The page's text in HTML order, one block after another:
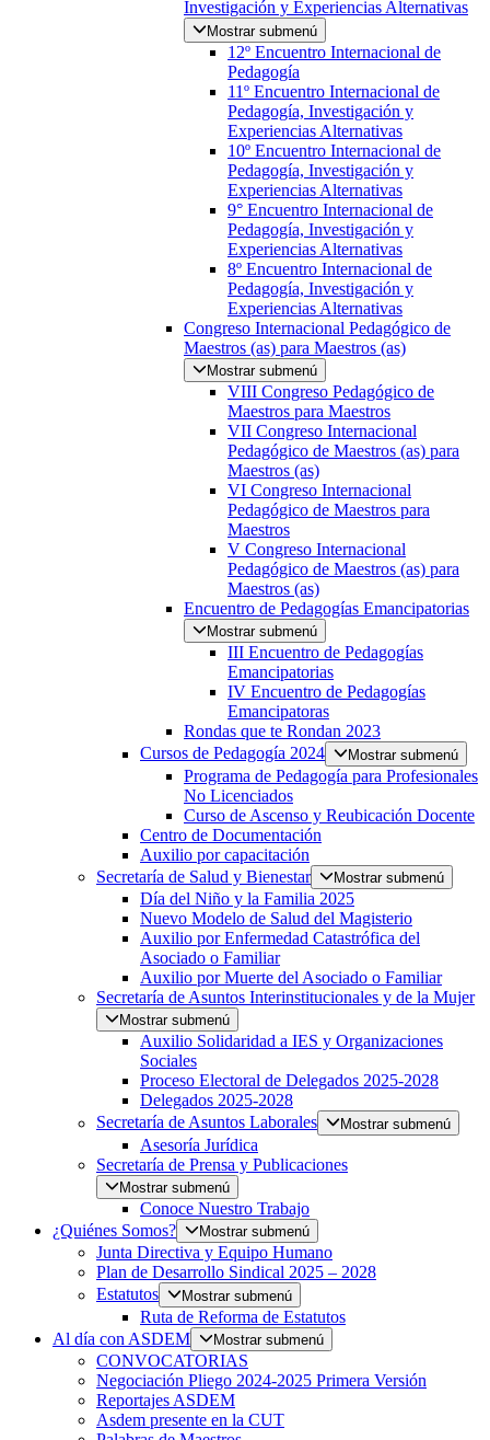
Investigación y Experiencias Alternativas
Mostrar submenú
12º Encuentro Internacional de
Pedagogía
11º Encuentro Internacional de
Pedagogía, Investigación y
Experiencias Alternativas
10º Encuentro Internacional de
Pedagogía, Investigación y
Experiencias Alternativas
9° Encuentro Internacional de
Pedagogía, Investigación y
Experiencias Alternativas
8º Encuentro Internacional de
Pedagogía, Investigación y
Experiencias Alternativas
Congreso Internacional Pedagógico de
Maestros (as) para Maestros (as)
Mostrar submenú
VIII Congreso Pedagógico de
Maestros para Maestros
VII Congreso Internacional
Pedagógico de Maestros (as) para
Maestros (as)
VI Congreso Internacional
Pedagógico de Maestros para
Maestros
V Congreso Internacional
Pedagógico de Maestros (as) para
Maestros (as)
Encuentro de Pedagogías Emancipatorias
Mostrar submenú
III Encuentro de Pedagogías
Emancipatorias
IV Encuentro de Pedagogías
Emancipatoras
Rondas que te Rondan 2023
Cursos de Pedagogía 2024
Mostrar submenú
Programa de Pedagogía para Profesionales
No Licenciados
Curso de Ascenso y Reubicación Docente
Centro de Documentación
Auxilio por capacitación
Secretaría de Salud y Bienestar
Mostrar submenú
Día del Niño y la Familia 2025
Nuevo Modelo de Salud del Magisterio
Auxilio por Enfermedad Catastrófica del
Asociado o Familiar
Auxilio por Muerte del Asociado o Familiar
Secretaría de Asuntos Interinstitucionales y de la Mujer
Mostrar submenú
Auxilio Solidaridad a IES y Organizaciones
Sociales
Proceso Electoral de Delegados 2025-2028
Delegados 2025-2028
Secretaría de Asuntos Laborales
Mostrar submenú
Asesoría Jurídica
Secretaría de Prensa y Publicaciones
Mostrar submenú
Conoce Nuestro Trabajo
¿Quiénes Somos?
Mostrar submenú
Junta Directiva y Equipo Humano
Plan de Desarrollo Sindical 2025 – 2028
Estatutos
Mostrar submenú
Ruta de Reforma de Estatutos
Al día con ASDEM
Mostrar submenú
CONVOCATORIAS
Negociación Pliego 2024-2025 Primera Versión
Reportajes ASDEM
Asdem presente en la CUT